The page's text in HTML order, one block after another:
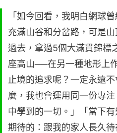
「如今回看，我明白網球
充滿山谷和分岔路，可是
過去，拿過5個大滿貫錦標
座高山──在另一種地形上
止境的追求呢？一定永遠
麼，我也會運用同一份專
中學到的一切。」「當下
期待的：跟我的家人長久